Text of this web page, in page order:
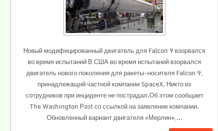
Новый модифицированный двигатель для Falcon 9 взорвался
во время испытаний В США во время испытаний взорвался
двигатель нового поколения для ракеты-носителя Falcon 9,
принадлежащий частной компании SpaceX. Никто из
сотрудников при инциденте не пострадал.Об этом сообщает
The Washington Рost со ссылкой на заявление компании.
Обновленный вариант двигателя «Мерлин»,...